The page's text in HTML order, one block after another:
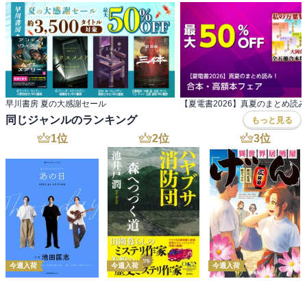
素直で真面目な14歳のエリザベス王女が可愛らしい。
犬と馬にしか興味がないというのは本当らしいけど、後の結婚相手
とも文通中で、微笑ましい仲。
最後の冒険シーンでも、守られているだけでなく、活躍します。
犬に甘いエリザベスが、マギーが手を噛まれたときに、本能だから
仕方ないというのはちょっと‥まあそうだけど、犬は躾け出来ます
よ！　マギーのほうも初めて会う犬の目の前で手をヒラヒラさせな
いようにね（苦笑）
マギーの恋人は空軍のパイロットで、フランス上空で連絡が途絶え
てしまう。
不安な数日が過ぎ、もう諦めろと言われてしまうのだが‥
マギーに好意を寄せる男性もいる中、はたして‥？
と恋愛の状況は１作ごとに変化するらしいですね。
次作も楽しみです☆
早川書房 夏の大感謝セール
同じジャンルのランキング もっと見る
1位
今週入荷
2位
今週入荷
3位
今週入荷